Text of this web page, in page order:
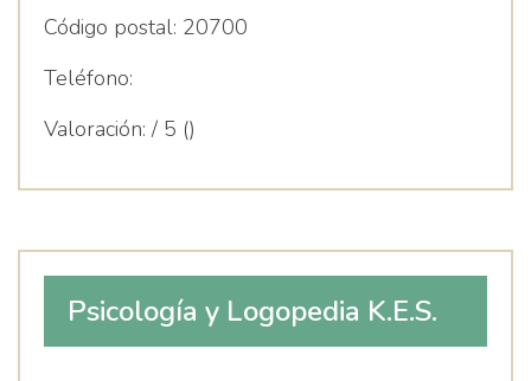
Código postal: 20700
Teléfono:
Valoración: / 5 ()
Psicología y Logopedia K.E.S.